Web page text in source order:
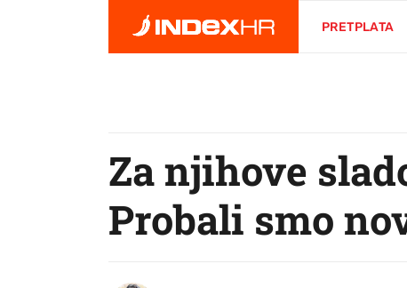
PRETPLATA
Za njihove
Probali smo